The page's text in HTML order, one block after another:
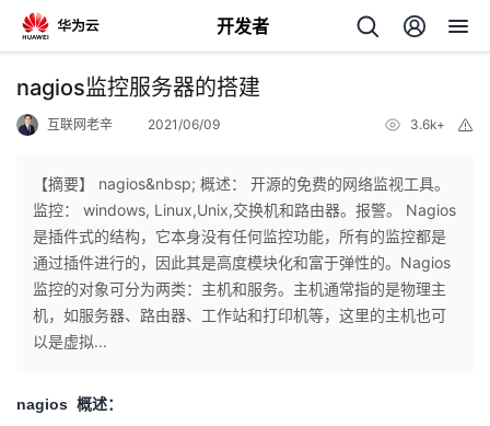
开发者
返
个
人
我
nagios监控服务器的搭建
互联网老辛 2021/06/09 3.6k+
【摘要】 nagios&nbsp; 概述： 开源的免费的网络监视工具。
监控： windows, Linux,Unix,交换机和路由器。报警。 Nagios
是插件式的结构，它本身没有任何监控功能，所有的监控都是
通过插件进行的，因此其是高度模块化和富于弹性的。Nagios
监控的对象可分为两类：主机和服务。主机通常指的是物理主
机，如服务器、路由器、工作站和打印机等，这里的主机也可
以是虚拟...
nagios 概述：